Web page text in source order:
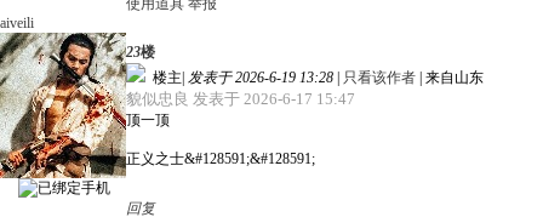
使用道具 举报
aiveili
23楼
楼主 发表于 2026-6-19 13:28 只看该作者 来自山东
貌似忠良 发表于 2026-6-17 15:47
顶一顶
正义之士&#128591;&#128591;
回复